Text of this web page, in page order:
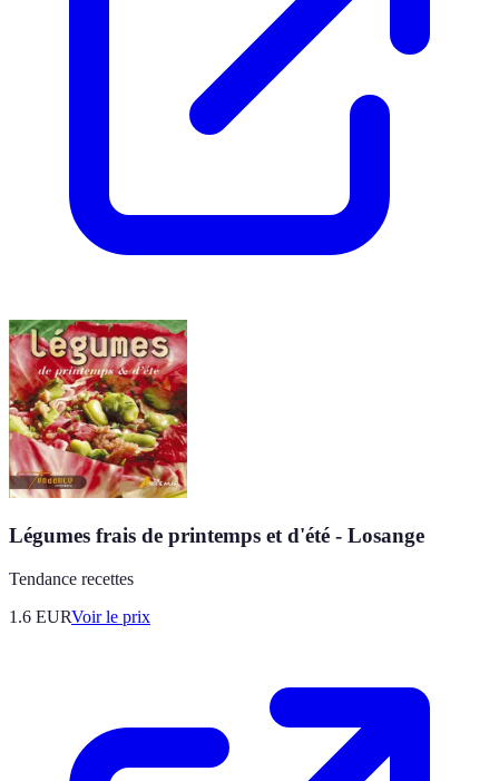
Légumes frais de printemps et d'été - Losange
Tendance recettes
1.6 EURVoir le prix